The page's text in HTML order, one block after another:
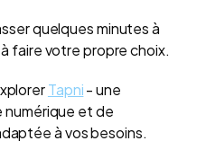
quelques minutes à
faire votre propre choix.
Tapni- une
et de
à vos besoins.